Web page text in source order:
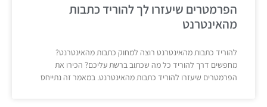
הפרמטרים שיעזרו לך להוריד כתבות
מהאינטרנט
להוריד כתבות מהאינטרנט רוצה למחוק כתבות מהאינטרנט?
מחפשים דרך להוריד כל מה שכתוב ברשת עליכם? הכירו את
הפרמטרים שיעזרו להוריד כתבות מהאינטרנט. במאמר זה נתייחס